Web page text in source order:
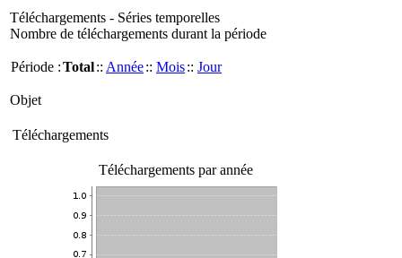
Téléchargements - Séries temporelles
Nombre de téléchargements durant la période
Période :Total:: Année:: Mois:: Jour
Objet
Téléchargements
Téléchargements par année